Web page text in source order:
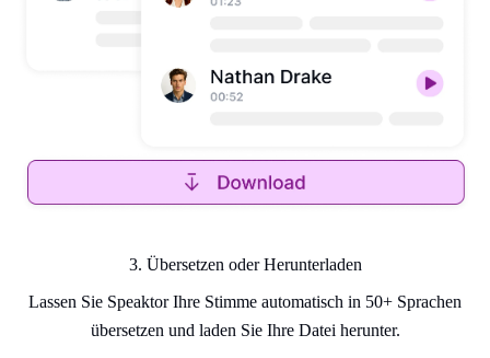
3. Übersetzen oder Herunterladen
Lassen Sie Speaktor Ihre Stimme automatisch in 50+ Sprachen
übersetzen und laden Sie Ihre Datei herunter.